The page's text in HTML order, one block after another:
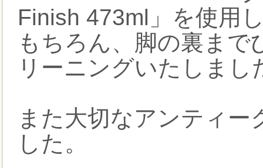
Finish 473ml」を使用
もちろん、脚の裏ま
リーニングいたしまし
また大切なアンティ
した。